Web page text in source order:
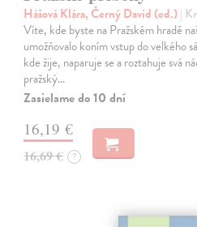
Hášová Klára, Černý David (ed.)|
Víte, kde byste na Pražském hradě
umožňovalo koním vstup do velkého
kde žije, naparuje se a roztahuje svá
pražský…
Zasielame do 10 dní
16,19 €
16,69 € ?